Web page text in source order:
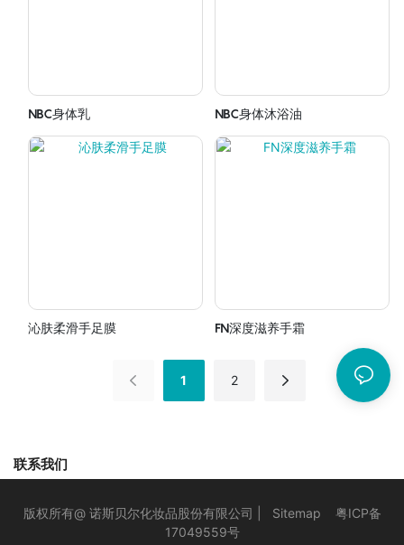
NBC身体乳 NBC身体沐浴油
沁肤柔滑手足膜 FN深度滋养手霜
1 2
联系我们
版权所有@ 诺斯贝尔化妆品股份有限公司 | Sitemap
粤ICP备
17049559号